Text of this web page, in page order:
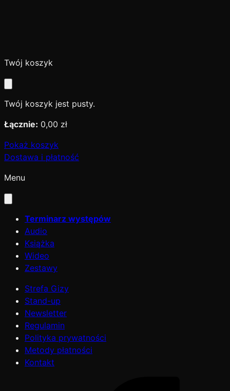
Twój koszyk
Twój koszyk jest pusty.
Łącznie: 0,00 zł
Pokaż koszyk
Dostawa i płatność
Menu
Terminarz występów
Audio
Książka
Wideo
Zestawy
Strefa Gizy
Stand-up
Newsletter
Regulamin
Polityka prywatności
Metody płatności
Kontakt